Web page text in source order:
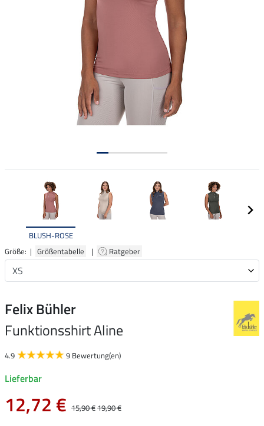
BLUSH-ROSE
Größe: | Größentabelle | Ratgeber
Felix Bühler
Funktionsshirt Aline
4.9 9 Bewertung(en)
Lieferbar
12,72 € 15,90 €19,90 €